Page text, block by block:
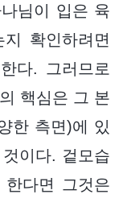
님이 입은 육
확인하려면
다. 그러므로
핵심은 그 본
한 측면)에 있
이다. 겉모습
다면 그것은